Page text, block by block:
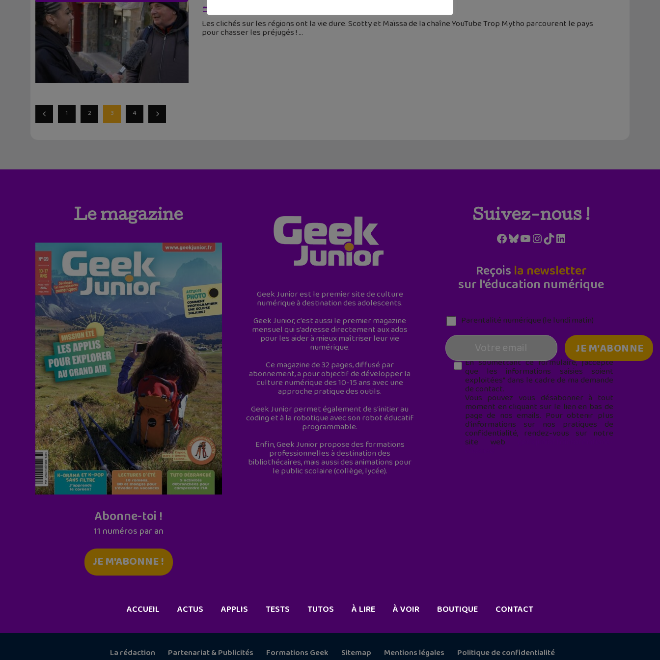
Les clichés sur les régions ont la vie dure. Scotty et Maïssa de la chaîne YouTube Trop Mytho parcourent le pays
pour chasser les préjugés !
1 2 3 4
Le magazine
Abonne-toi !
11 numéros par an
JE M'ABONNE !
Geek Junior est le premier site de culture
numérique à destination des adolescents.
Geek Junior, c’est aussi le premier magazine
mensuel qui s’adresse directement aux ados
pour les aider à mieux maîtriser leur vie
numérique.
Ce magazine de 32 pages, diffusé par
abonnement, a pour objectif de développer la
culture numérique des 10-15 ans avec une
approche pratique des outils.
Geek Junior permet également de s'initier au
coding et à la robotique avec son robot éducatif
programmable.
Enfin, Geek Junior propose des formations
professionnelles à destination des
bibliothécaires, mais aussi des animations pour
le public scolaire (collège, lycée).
Suivez-nous !
Facebook
Bluesky
YouTube
Instagram
TikTokLinkedIn
Reçois la newsletter
sur l'éducation numérique
Parentalité numérique (le lundi matin)
En soumettant ce formulaire, j’accepte
que les informations saisies soient
exploitées* dans le cadre de ma demande
de contact.
Vous pouvez vous désabonner à tout
moment en cliquant sur le lien en bas de
page de nos emails. Pour obtenir plus
d'informations sur nos pratiques de
confidentialité, rendez-vous sur notre
site web
ACCUEIL ACTUS APPLIS TESTS TUTOS À LIRE À VOIR BOUTIQUE CONTACT
La rédaction Partenariat & Publicités Formations Geek Sitemap Mentions légales Politique de confidentialité